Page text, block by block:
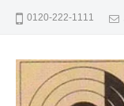
0120-222-1111